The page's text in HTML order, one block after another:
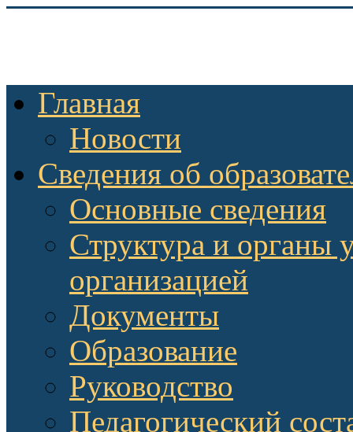
Главная
Новости
Сведения об
Основные сведения
Структура и органы
организацией
Документы
Образование
Руководство
Педагогический